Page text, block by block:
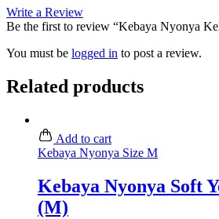
Write a Review
Be the first to review “Kebaya Nyonya
You must be logged in to post a review.
Related products
Add to cart
Kebaya Nyonya Size M
Kebaya Nyonya Soft
(M)